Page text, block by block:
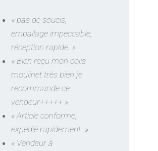
« pas de soucis,
emballage impeccable,
réception rapide. »
« Bien reçu mon colis
moulinet très bien je
recommande ce
vendeur+++++ »
« Article conforme,
expédié rapidement. »
« Vendeur à